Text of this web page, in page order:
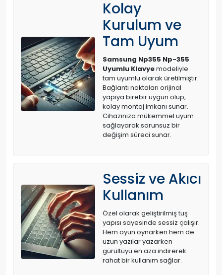
Kolay
Kurulum ve
Tam Uyum
Samsung Np355 Np-355
Uyumlu Klavyemodeliyle
tam uyumlu olarak üretilmiştir.
Bağlantı noktaları orijinal
yapıya birebir uygun olup,
kolay montaj imkanı sunar.
Cihazınıza mükemmel uyum
sağlayarak sorunsuz bir
değişim süreci sunar.
Sessiz ve Akıcı
Kullanım
Özel olarak geliştirilmiş tuş
yapısı sayesinde sessiz çalışır.
Hem oyun oynarken hem de
uzun yazılar yazarken
gürültüyü en aza indirerek
rahat bir kullanım sağlar.